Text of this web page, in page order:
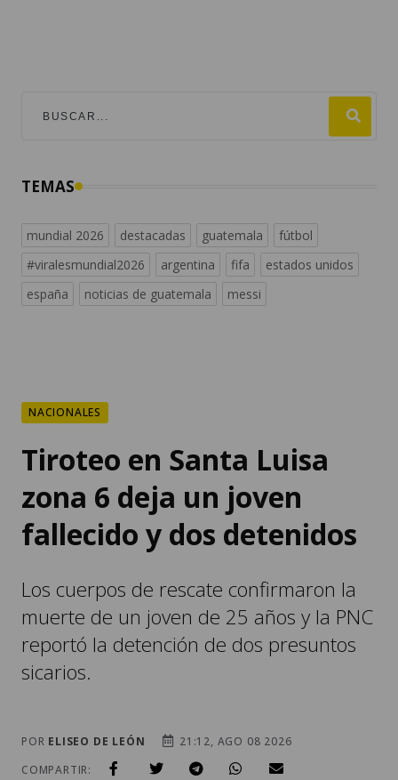
TEMAS
mundial 2026 destacadas guatemala
fútbol
#viralesmundial2026
argentina fifa
estados unidos
españa
noticias de guatemala messi
NACIONALES
Tiroteo en Santa Luisa
zona 6 deja un joven
fallecido y dos detenidos
Los cuerpos de rescate confirmaron la
muerte de un joven de 25 años y la PNC
reportó la detención de dos presuntos
sicarios.
POR ELISEO DE LEÓN
21:12, AGO 08 2026
COMPARTIR: